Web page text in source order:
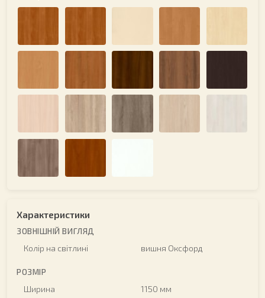
Характеристики
ЗОВНІШНІЙ ВИГЛЯД
Колір на світлині
вишня Оксфорд
РОЗМІР
Ширина
1150 мм